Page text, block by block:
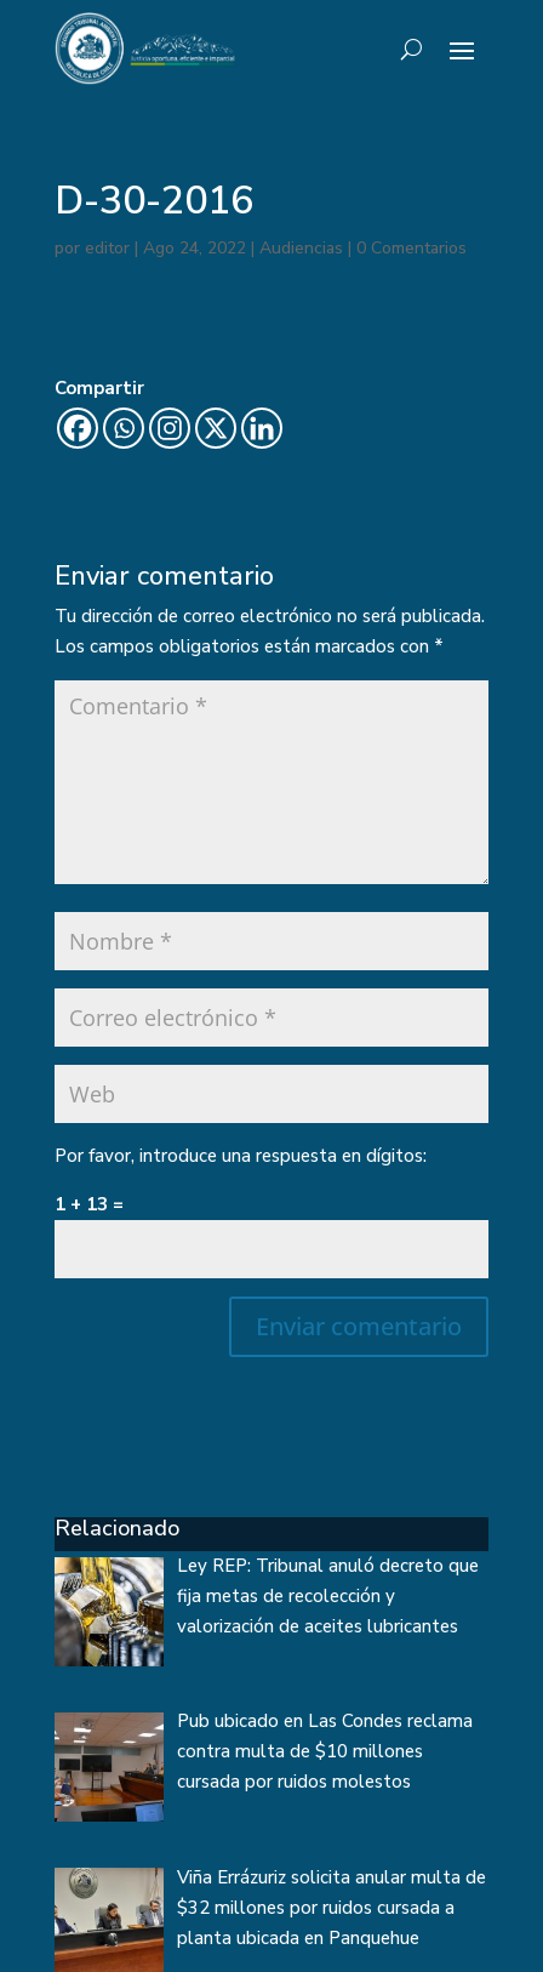
D-30-2016
por editor| Ago 24, 2022| Audiencias | 0 Comentarios
Compartir
Enviar comentario
Tu dirección de correo electrónico no será publicada.
Los campos obligatorios están marcados con *
Por favor, introduce una respuesta en dígitos:
1 + 13 =
Relacionado
Ley REP: Tribunal anuló decreto que
fija metas de recolección y
valorización de aceites lubricantes
Pub ubicado en Las Condes reclama
contra multa de $10 millones
cursada por ruidos molestos
Viña Errázuriz solicita anular multa de
$32 millones por ruidos cursada a
planta ubicada en Panquehue